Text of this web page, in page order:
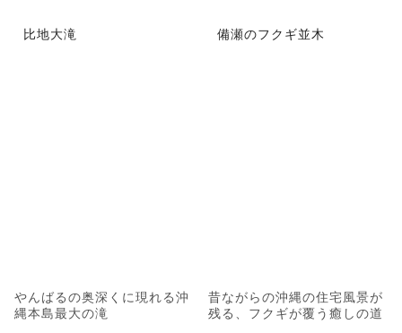
比地大滝
やんばるの奥深くに現れる沖
縄本島最大の滝
備瀬のフクギ並木
昔ながらの沖縄の住宅風景が
残る、フクギが覆う癒しの道